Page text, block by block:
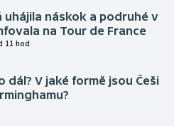
uhájila náskok a podruhé v
na Tour de France
11 hod
dál? V jaké formě jsou Češi